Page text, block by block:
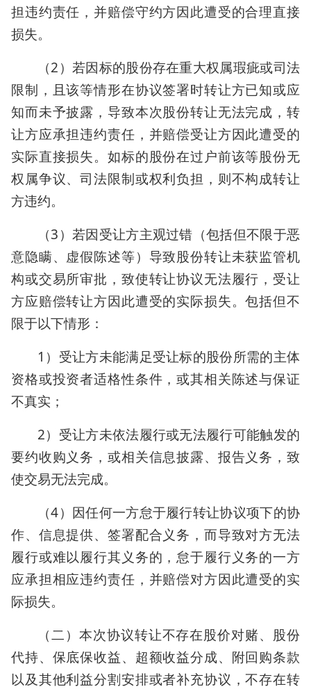
担违约责任，并赔偿守约方因此遭受的合理直接
损失。
（2）若因标的股份存在重大权属瑕疵或司法
限制，且该等情形在协议签署时转让方已知或应
知而未予披露，导致本次股份转让无法完成，转
让方应承担违约责任，并赔偿受让方因此遭受的
实际直接损失。如标的股份在过户前该等股份无
权属争议、司法限制或权利负担，则不构成转让
方违约。
（3）若因受让方主观过错（包括但不限于恶
意隐瞒、虚假陈述等）导致股份转让未获监管机
构或交易所审批，致使转让协议无法履行，受让
方应赔偿转让方因此遭受的实际损失。包括但不
限于以下情形：
1）受让方未能满足受让标的股份所需的主体
资格或投资者适格性条件，或其相关陈述与保证
不真实；
2）受让方未依法履行或无法履行可能触发的
要约收购义务，或相关信息披露、报告义务，致
使交易无法完成。
（4）因任何一方怠于履行转让协议项下的协
作、信息提供、签署配合义务，而导致对方无法
履行或难以履行其义务的，怠于履行义务的一方
应承担相应违约责任，并赔偿对方因此遭受的实
际损失。
（二）本次协议转让不存在股价对赌、股份
代持、保底保收益、超额收益分成、附回购条款
以及其他利益分割安排或者补充协议，不存在转